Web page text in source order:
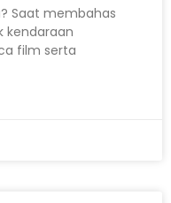
Saat membahas
kendaraan
film serta